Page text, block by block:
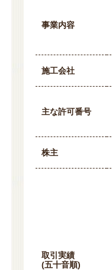
事業内容
施工会社
主な許可番号
株主
取引実績
(五十音順)